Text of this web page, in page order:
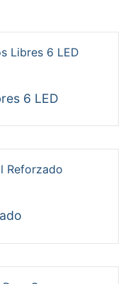
6 LED